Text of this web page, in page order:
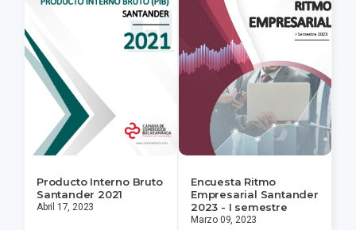
Producto Interno Bruto
Santander 2021
Abril 17, 2023
Encuesta Ritmo
Empresarial Santander
2023 - I semestre
Marzo 09, 2023